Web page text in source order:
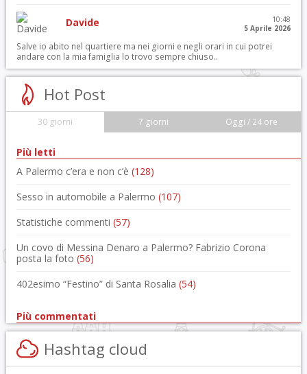
Davide
10:48
5 Aprile 2026
Salve io abito nel quartiere ma nei giorni e negli orari in cui potrei
andare con la mia famiglia lo trovo sempre chiuso..
Hot Post
30 giorni 7 giorni Oggi / 24 ore
Più letti
A Palermo c’era e non c’è (128)
Sesso in automobile a Palermo (107)
Statistiche commenti (57)
Un covo di Messina Denaro a Palermo? Fabrizio Corona
posta la foto (56)
402esimo “Festino” di Santa Rosalia (54)
Più commentati
Hashtag cloud